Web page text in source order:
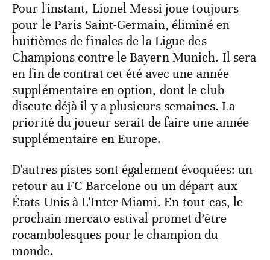
Pour l'instant, Lionel Messi joue toujours
pour le Paris Saint-Germain, éliminé en
huitièmes de finales de la Ligue des
Champions contre le Bayern Munich. Il sera
en fin de contrat cet été avec une année
supplémentaire en option, dont le club
discute déjà il y a plusieurs semaines. La
priorité du joueur serait de faire une année
supplémentaire en Europe.
D'autres pistes sont également évoquées: un
retour au FC Barcelone ou un départ aux
États-Unis à L'Inter Miami. En-tout-cas, le
prochain mercato estival promet d’être
rocambolesques pour le champion du
monde.